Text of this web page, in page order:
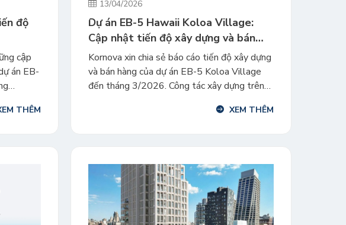
độ
cập
án EB-
cấp
THÊM
13/04/2026
Dự án EB-5 Hawaii Koloa Village:
Cập nhật tiến độ xây dựng và bán
hàng tháng 3/2026
Kornova xin chia sẻ báo cáo tiến độ xây dựng
và bán hàng của dự án EB-5 Koloa Village
đến tháng 3/2026. Công tác xây dựng trên
triển khai đúng tiến độ và dự kiến sẽ hoàn
XEM THÊM